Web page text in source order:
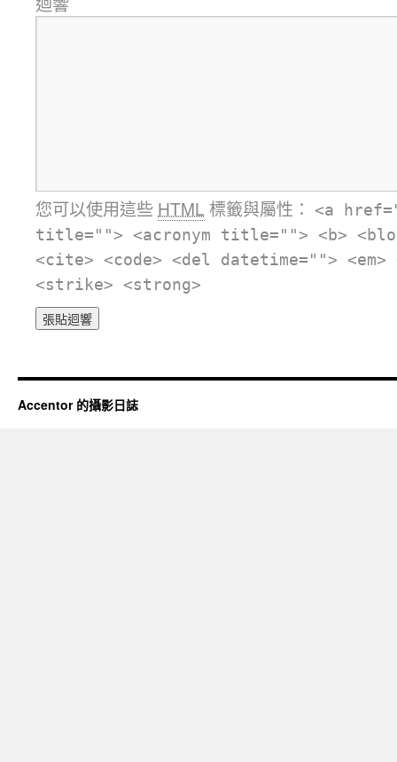
您可以使用這些 HTML 標籤與屬性：
<a
title=""> <acronym title=""> <b>
<cite> <code> <del datetime="">
<strike> <strong>
Accentor 的攝影日誌